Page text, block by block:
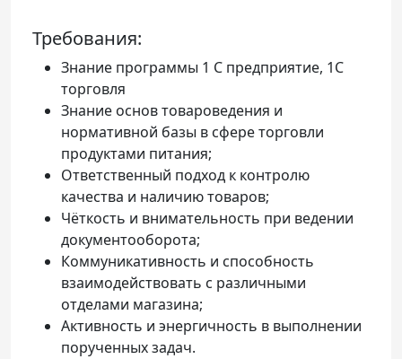
Требования:
Знание программы 1 С предприятие, 1С
торговля
Знание основ товароведения и
нормативной базы в сфере торговли
продуктами питания;
Ответственный подход к контролю
качества и наличию товаров;
Чёткость и внимательность при ведении
документооборота;
Коммуникативность и способность
взаимодействовать с различными
отделами магазина;
Активность и энергичность в выполнении
порученных задач.